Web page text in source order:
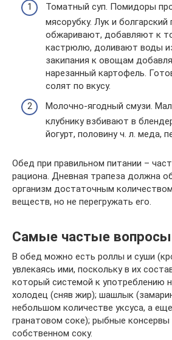
Томатный суп. Помидоры
мясорубку. Лук и
обжаривают, добавляют к
кастрюлю, доливают воды
закипания к овощам
нарезанный картофель.
солят по вкусу.
Молочно-ягодный смузи.
клубнику взбивают в
йогурт, половину ч. л. меда,
Обед при правильном питании –
рациона. Дневная трапеза должна
организм достаточным
веществ, но не перегружать его.
Самые частые вопросы
В обед можно есть роллы и суши
увлекаясь ими, поскольку в их
который системой к употреблению
холодец (сняв жир); шашлык
небольшом количестве уксуса, а
гранатовом соке); рыбные консервы
собственном соку.